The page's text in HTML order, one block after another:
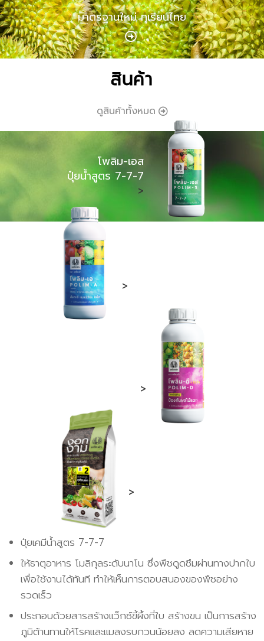
มาตรฐานใหม่ ทุเรียนไทย
สินค้า
ดูสินค้าทั้งหมด
โพลิม-เอส
ปุ๋ยน้ำสูตร 7-7-7
>
>
>
>
ปุ๋ยเคมีน้ำสูตร 7-7-7
ให้ธาตุอาหาร โมลิกุลระดับนาโน ซึ่งพืชดูดซึมผ่านทางปากใบ
เพื่อใช้งานได้ทันที ทำให้เห็นการตอบสนองของพืชอย่าง
รวดเร็ว
ประกอบด้วยสารสร้างแว็กซ์ขี้ผึ้งที่ใบ สร้างขน เป็นการสร้าง
ภูมิต้านทานให้โรคและแมลงรบกวนน้อยลง ลดความเสียหาย